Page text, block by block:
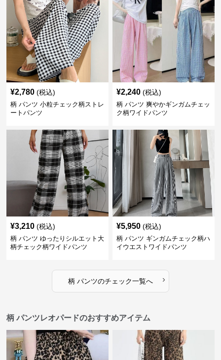
¥2,780 (税込)
柄 パンツ 小粒チェック柄ストレ
ートパンツ
¥2,240 (税込)
柄 パンツ 爽やかギンガムチェッ
ク柄ワイドパンツ
¥3,210 (税込)
柄 パンツ ゆったりシルエット大
柄チェック柄ワイドパンツ
¥5,950 (税込)
柄 パンツ ギンガムチェック柄ハ
イウエストワイドパンツ
柄 パンツのチェック一覧へ ›
柄 パンツレオパードのおすすめアイテム